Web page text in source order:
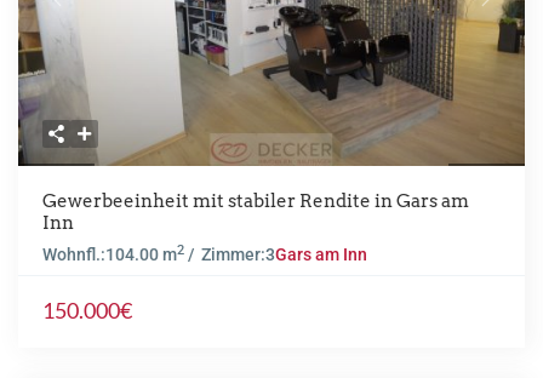
Previous Next
Gewerbeeinheit mit stabiler Rendite in Gars am
Inn
Wohnfl.:104.00 m2 / Zimmer:3Gars am Inn
150.000€